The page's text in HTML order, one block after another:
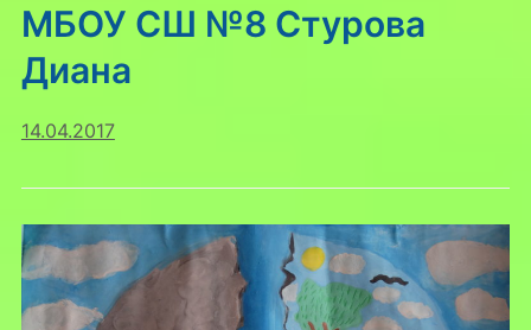
МБОУ СШ №8 Стурова
Диана
14.04.2017